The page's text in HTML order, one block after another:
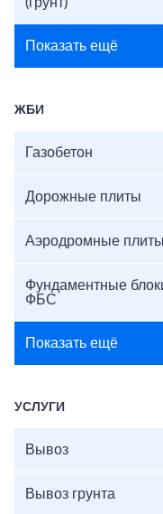
Показать ещё
ЖБИ
Газобетон
Дорожные плиты
Аэродромные
Фундаментные
ФБС
Показать ещё
УСЛУГИ
Вывоз
Вывоз грунта